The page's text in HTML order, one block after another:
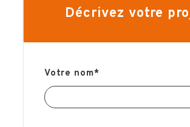
Décrivez votre
Votre nom*
LA VILLE